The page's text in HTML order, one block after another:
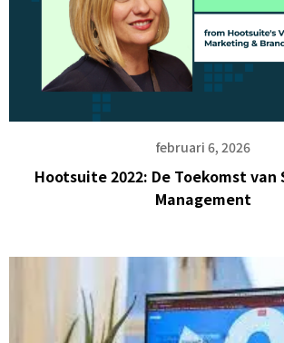
februari 6, 2026
Hootsuite 2022: De Toekomst van
Management